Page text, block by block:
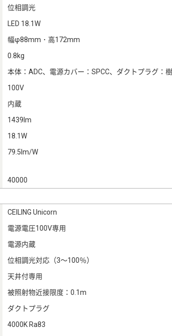
位相調光
LED 18.1W
幅φ88mm・高172mm
0.8kg
本体：ADC、電源カバー：SPCC、ダクトプラグ：
100V
内蔵
1439lm
18.1W
79.5lm/W
40000
CEILING Unicorn
電源電圧100V専用
電源内蔵
位相調光対応（3～100％）
天井付専用
被照射物近接限度：0.1m
ダクトプラグ
4000K Ra83